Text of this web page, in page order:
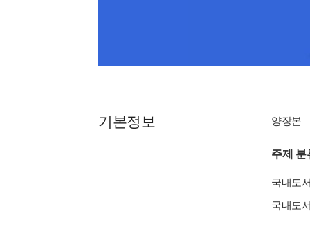
기본정보 양장본
주제 분
국내도
국내도